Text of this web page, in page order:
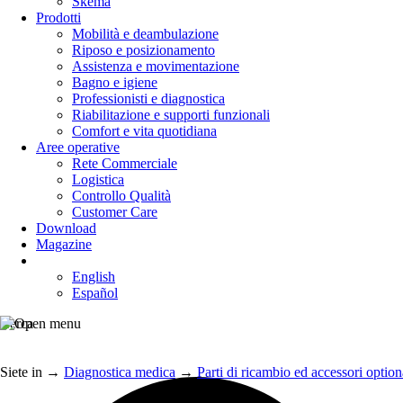
Prodotti
Mobilità e deambulazione
Riposo e posizionamento
Assistenza e movimentazione
Bagno e igiene
Professionisti e diagnostica
Riabilitazione e supporti funzionali
Comfort e vita quotidiana
Aree operative
Rete Commerciale
Logistica
Controllo Qualità
Customer Care
Download
Magazine
English
Español
Cerca
Siete in → Diagnostica medica → Parti di ricambio ed accessori